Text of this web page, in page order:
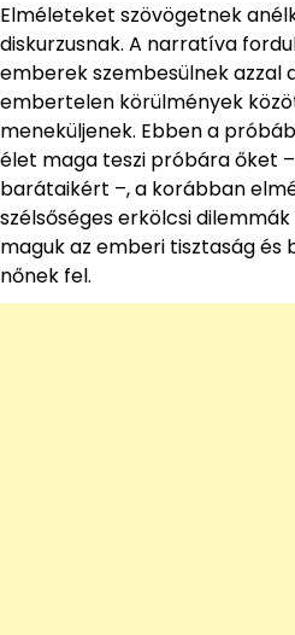
Elméleteket szövögetnek
diskurzusnak. A narratíva
emberek szembesülnek azzal
embertelen körülmények
meneküljenek. Ebben a
élet maga teszi próbára őket
barátaikért –, a korábban
szélsőséges erkölcsi
maguk az emberi tisztaság
nőnek fel.